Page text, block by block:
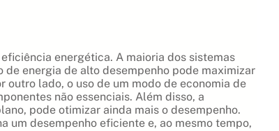
energética. A maioria dos sistemas
energia de alto desempenho pode maximizar
outro lado, o uso de um modo de economia de
não essenciais. Além disso, a
pode otimizar ainda mais o desempenho.
um desempenho eficiente e, ao mesmo tempo,